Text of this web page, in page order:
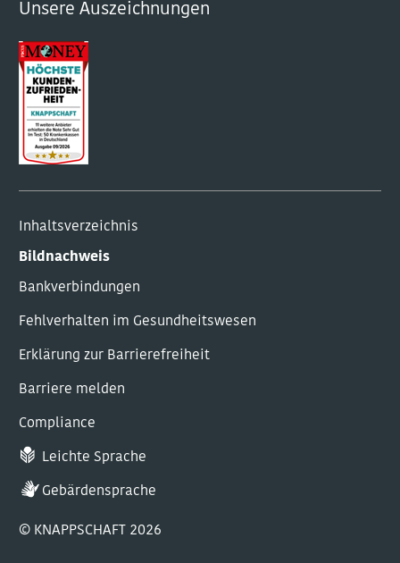
Unsere Auszeichnungen
Inhaltsverzeichnis
Bildnachweis
Bankverbindungen
Fehlverhalten im Gesundheitswesen
Erklärung zur Barrierefreiheit
Barriere melden
Com­plian­ce
Leichte Sprache
Gebärdensprache
© KNAPPSCHAFT 2026